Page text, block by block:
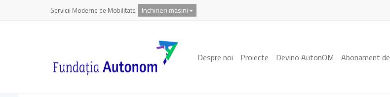
Servicii Moderne de Mobilitate Inchirieri masini
Despre noi Proiecte Devino AutonOM Abonament